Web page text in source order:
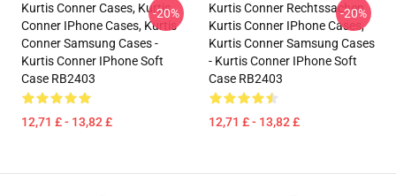
Kurtis Conner Cases, Kurtis
Conner IPhone Cases, Kurtis
Conner Samsung Cases -
Kurtis Conner IPhone Soft
Case RB2403
12,71 £ - 13,82 £
-20%
Kurtis Conner Rechtssachen
Kurtis Conner IPhone Cases,
Kurtis Conner Samsung Cases
- Kurtis Conner IPhone Soft
Case RB2403
12,71 £ - 13,82 £
-20%